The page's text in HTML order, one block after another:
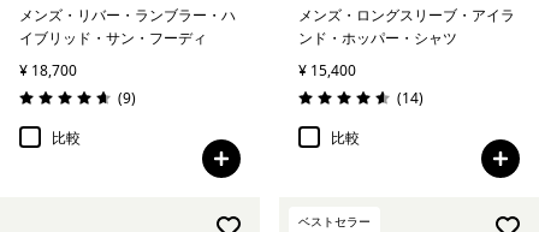
メンズ・リバー・ランブラー・ハ
イブリッド・サン・フーディ
¥ 18,700
評価: 4.7 / 5
(9レビュー
)
比較
メンズ・ロングスリーブ・アイラ
ンド・ホッパー・シャツ
¥ 15,400
評価: 4.6 / 5
(14レビュー
)
比較
ベストセラー